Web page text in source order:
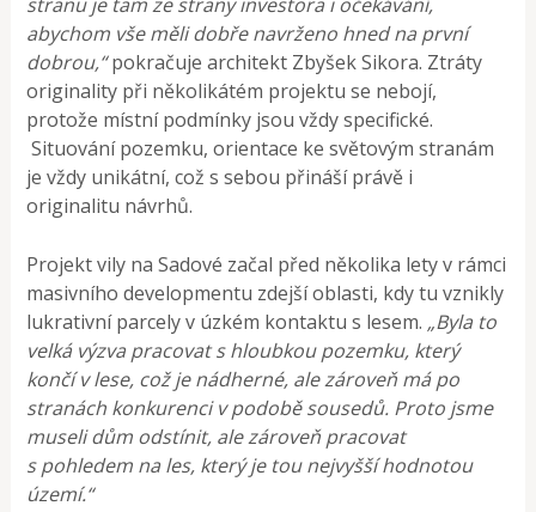
abychom vše měli dobře navrženo hned na první
dobrou,“pokračuje architekt Zbyšek Sikora. Ztráty
originality při několikátém projektu se nebojí,
protože místní podmínky jsou vždy specifické.
Situování pozemku, orientace ke světovým stranám
je vždy unikátní, což s sebou přináší právě i
originalitu návrhů.
Projekt vily na Sadové začal před několika lety v rámci
masivního developmentu zdejší oblasti, kdy tu vznikly
lukrativní parcely v úzkém kontaktu s lesem. „Byla to
velká výzva pracovat s hloubkou pozemku, který
končí v lese, což je nádherné, ale zároveň má po
stranách konkurenci v podobě sousedů. Proto jsme
museli dům odstínit, ale zároveň pracovat
s pohledem na les, který je tou nejvyšší hodnotou
území.“